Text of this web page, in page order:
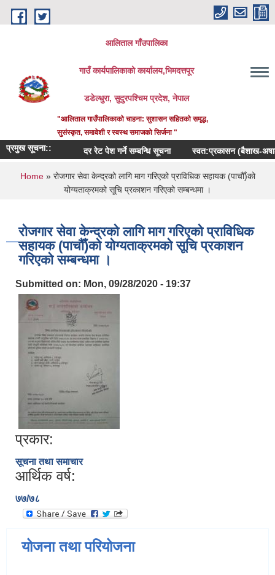
Skip to main content
आलिताल गाँउपालिका
गाउँ कार्यपालिकाको कार्यालय,भिमदत्तपूर
डडेल्धुरा, सुदुरपश्चिम प्रदेश, नेपाल
"आलिताल गाउँपालिकाको चाहना: सुशासन सहितको समृद्ध,
सुसंस्कृत, समावेशी र स्वस्थ समाजको सिर्जना "
प्रमुख सूचना:: दर रेट पेश गर्ने सम्बन्धि सूचना स्वत:प्रकासन (बैशाख-अषाढ)
You are here
Home» रोजगार सेवा केन्द्रको लागि माग गरिएको प्राविधिक सहायक (पाचौँ)को
योग्यताक्रमको सूचि प्रकाशन गरिएको सम्बन्धमा ।
रोजगार सेवा केन्द्रको लागि माग गरिएको प्राविधिक
सहायक (पाचौँ)को योग्यताक्रमको सूचि प्रकाशन
गरिएको सम्बन्धमा ।
Submitted on: Mon, 09/28/2020 - 19:37
प्रकार:
सूचना तथा समाचार
आर्थिक वर्ष:
७७/७८
योजना तथा परियोजना